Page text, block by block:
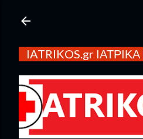
IATRIKOS.gr